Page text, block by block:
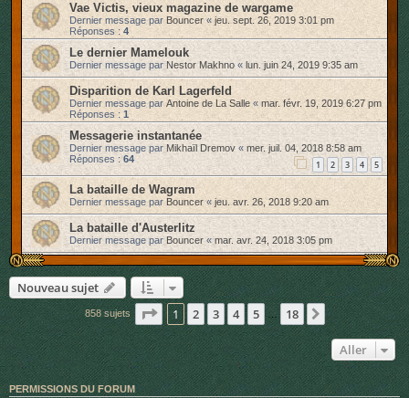
Vae Victis, vieux magazine de wargame
Dernier message par Bouncer« jeu. sept. 26, 2019 3:01 pm
Réponses : 4
Le dernier Mamelouk
Dernier message parNestor Makhno « lun. juin 24, 2019 9:35 am
Disparition de Karl Lagerfeld
Dernier message par Antoine de La Salle « mar. févr. 19, 2019 6:27 pm
Réponses : 1
Messagerie instantanée
Dernier message parMikhaïl Dremov « mer. juil. 04, 2018 8:58 am
Réponses : 64 1 2 3 4 5
La bataille de Wagram
Dernier message par Bouncer« jeu. avr. 26, 2018 9:20 am
La bataille d'Austerlitz
Dernier message parBouncer «mar. avr. 24, 2018 3:05 pm
Nouveau sujet
858 sujets Page 1sur18
1 2 3 4 5 … 18 Suivant
Aller
PERMISSIONS DU FORUM